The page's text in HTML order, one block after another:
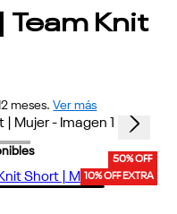
Team Knit
12 meses. Ver más
50% OFF
10% OFF EXTRA